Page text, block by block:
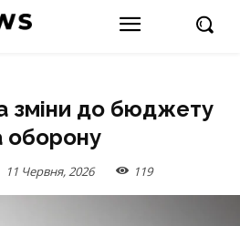
зміни до бюджету
оборону
11 Червня, 2026 119